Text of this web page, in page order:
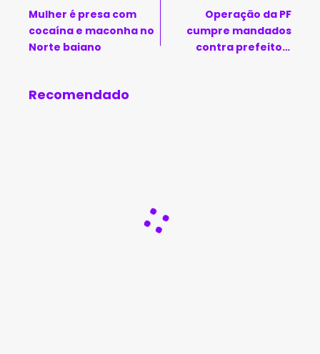
Mulher é presa com
cocaína e maconha no
Norte baiano
Operação da PF
cumpre mandados
contra prefeito e
Recomendado